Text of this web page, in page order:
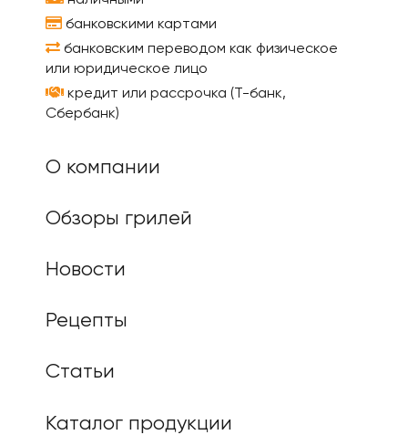
банковскими картами
банковским переводом как физическое
или юридическое лицо
кредит или рассрочка (Т-банк,
Сбербанк)
О компании
Обзоры грилей
Новости
Рецепты
Статьи
Каталог продукции